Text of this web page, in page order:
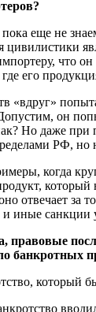
еще не
цивилистики
что он
его
«вдруг»
он
Но даже при
РФ, но
когда
который
отвечает за
иные санкции
банкротных
который